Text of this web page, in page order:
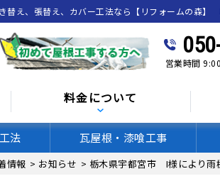
替え、張替え、カバー工法なら【リフォームの森
営業時間
料金について
法 瓦屋根・漆喰工事
情報 > お知らせ > 栃木県宇都宮市 I様により雨